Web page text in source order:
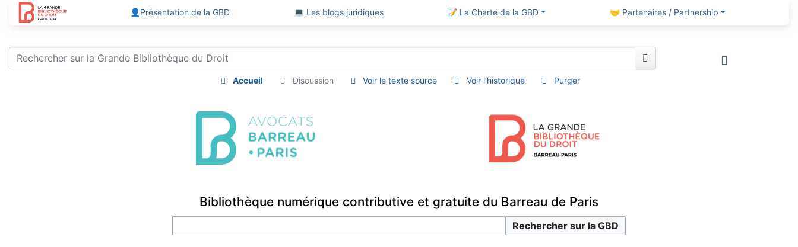
👤Présentation de la GBD 💻 Les blogs juridiques 📝 La Charte de la GBD 🤝 Partenaires / Partnership
Accueil Discussion Voir le texte source Voir l’historique Purger
Bibliothèque numérique contributive et gratuite du Barreau de Paris